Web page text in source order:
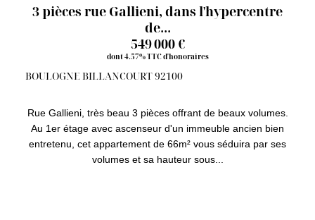
3 pièces rue Gallieni, dans l'hypercentre
de...
549 000 €
dont 4.57% TTC d'honoraires
BOULOGNE BILLANCOURT 92100
Rue Gallieni, très beau 3 pièces offrant de beaux volumes.
Au 1er étage avec ascenseur d'un immeuble ancien bien
entretenu, cet appartement de 66m² vous séduira par ses
volumes et sa hauteur sous...